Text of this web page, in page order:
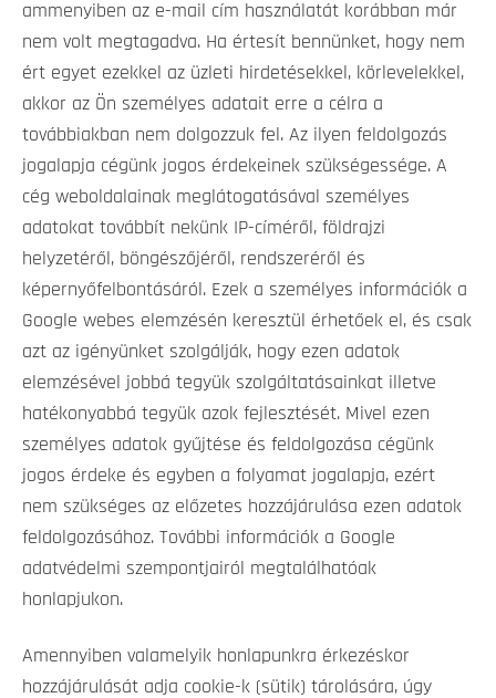
ammenyiben az e-mail cím használatát korábban már
nem volt megtagadva. Ha értesít bennünket, hogy nem
ért egyet ezekkel az üzleti hirdetésekkel, körlevelekkel,
akkor az Ön személyes adatait erre a célra a
továbbiakban nem dolgozzuk fel. Az ilyen feldolgozás
jogalapja cégünk jogos érdekeinek szükségessége. A
cég weboldalainak meglátogatásával személyes
adatokat továbbít nekünk IP-címéről, földrajzi
helyzetéről, böngészőjéről, rendszeréről és
képernyőfelbontásáról. Ezek a személyes információk a
Google webes elemzésén keresztül érhetőek el, és csak
azt az igényünket szolgálják, hogy ezen adatok
elemzésével jobbá tegyük szolgáltatásainkat illetve
hatékonyabbá tegyük azok fejlesztését. Mivel ezen
személyes adatok gyűjtése és feldolgozása cégünk
jogos érdeke és egyben a folyamat jogalapja, ezért
nem szükséges az előzetes hozzájárulása ezen adatok
feldolgozásához. További információk a Google
adatvédelmi szempontjairól megtalálhatóak
honlapjukon.
Amennyiben valamelyik honlapunkra érkezéskor
hozzájárulását adja cookie-k (sütik) tárolására, úgy